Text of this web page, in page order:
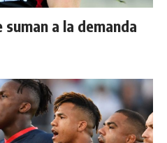
a la demanda